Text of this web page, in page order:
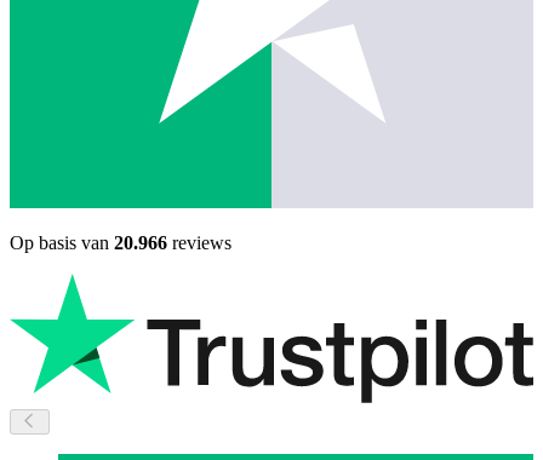
Op basis van 20.966 reviews